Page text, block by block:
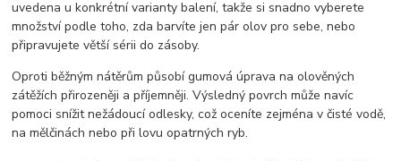
uvedena u konkrétní varianty balení, takže si snadno vyberete
množství podle toho, zda barvíte jen pár olov pro sebe, nebo
připravujete větší sérii do zásoby.
Oproti běžným nátěrům působí gumová úprava na olověných
zátěžích přirozeněji a příjemněji. Výsledný povrch může navíc
pomoci snížit nežádoucí odlesky, což oceníte zejména v čisté vodě,
na mělčinách nebo při lovu opatrných ryb.